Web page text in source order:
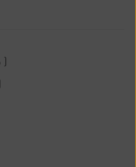
Afghanistan (AFN ؋)